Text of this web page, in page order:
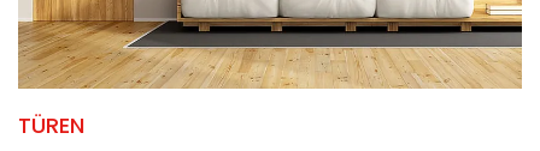
TÜREN